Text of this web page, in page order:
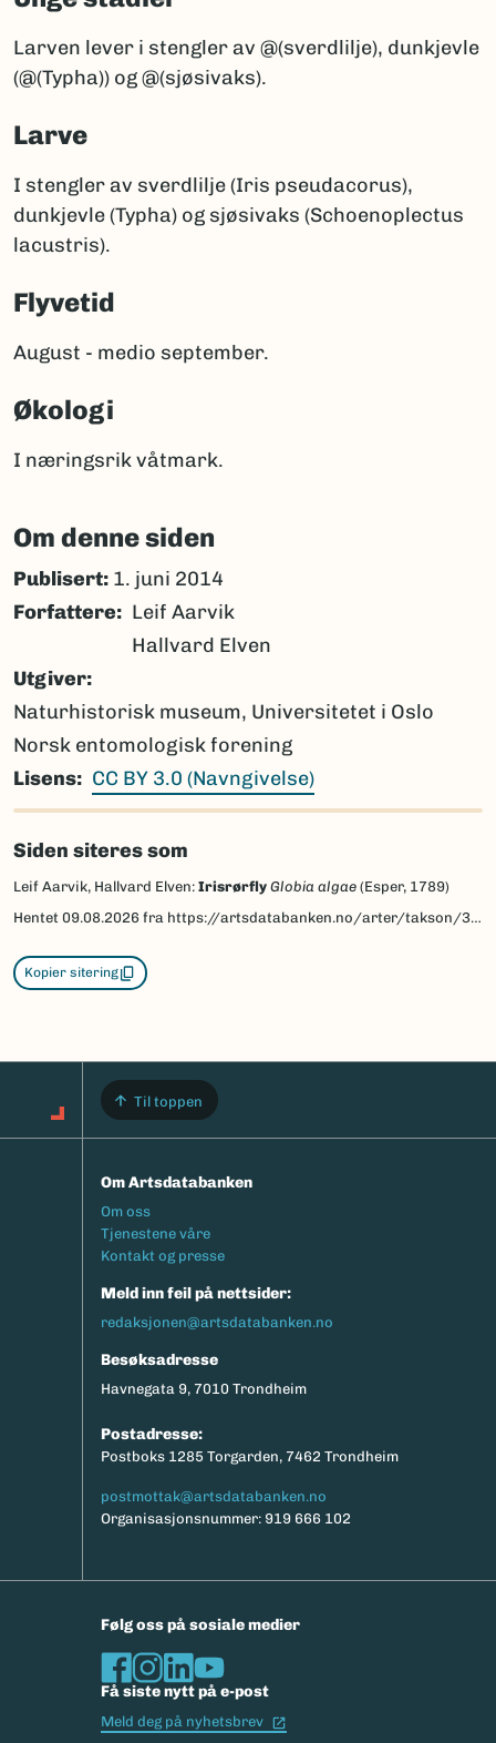
Larven lever i stengler av @(sverdlilje), dunkjevle
(@(Typha)) og @(sjøsivaks).
Larve
I stengler av sverdlilje (Iris pseudacorus),
dunkjevle (Typha) og sjøsivaks (Schoenoplectus
lacustris).
Flyvetid
August - medio september.
Økologi
I næringsrik våtmark.
Om denne siden
Publisert: 1. juni 2014
Forfattere
Leif Aarvik
Hallvard Elven
Utgiver
Naturhistorisk museum, Universitetet i Oslo
Norsk entomologisk forening
Lisens
CC BY 3.0 (Navngivelse)
Siden siteres som
Leif Aarvik, Hallvard Elven: Irisrørfly Globia algae (Esper, 1789)
Hentet 09.08.2026 fra https://artsdatabanken.no/arter/takson/30724/beskrivelse
Kopier sitering
Til toppen
Om Artsdatabanken
Footermeny
Om oss
Tjenestene våre
Kontakt og presse
Meld inn feil på nettsider:
redaksjonen@artsdatabanken.no
Besøksadresse
Havnegata 9, 7010 Trondheim
Postadresse:
Postboks 1285 Torgarden, 7462 Trondheim
postmottak@artsdatabanken.no
Organisasjonsnummer: 919 666 102
Følg oss på sosiale medier
Få siste nytt på e-post
Meld deg på nyhetsbrev